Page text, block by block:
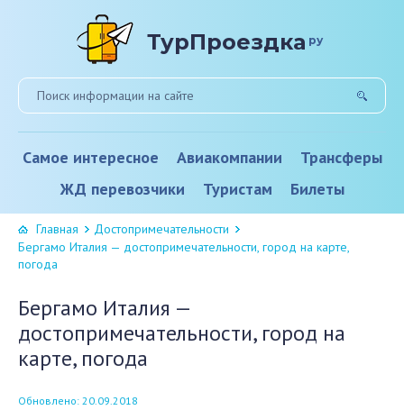
ТурПроездка ру
Самое интересное Авиакомпании
Трансферы
ЖД перевозчики
Туристам Билеты
Главная
Достопримечательности
Бергамо Италия — достопримечательности, город на карте,
погода
Бергамо Италия —
достопримечательности, город на
карте, погода
Обновлено: 20.09.2018